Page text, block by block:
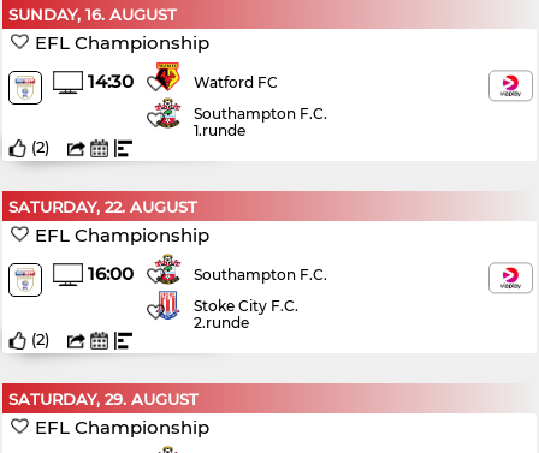
SUNDAY, 16. AUGUST
EFL Championship
14:30
Watford FC
Southampton F.C.
1.runde
(2)
SATURDAY, 22. AUGUST
EFL Championship
16:00
Southampton F.C.
Stoke City F.C.
2.runde
(2)
SATURDAY, 29. AUGUST
EFL Championship